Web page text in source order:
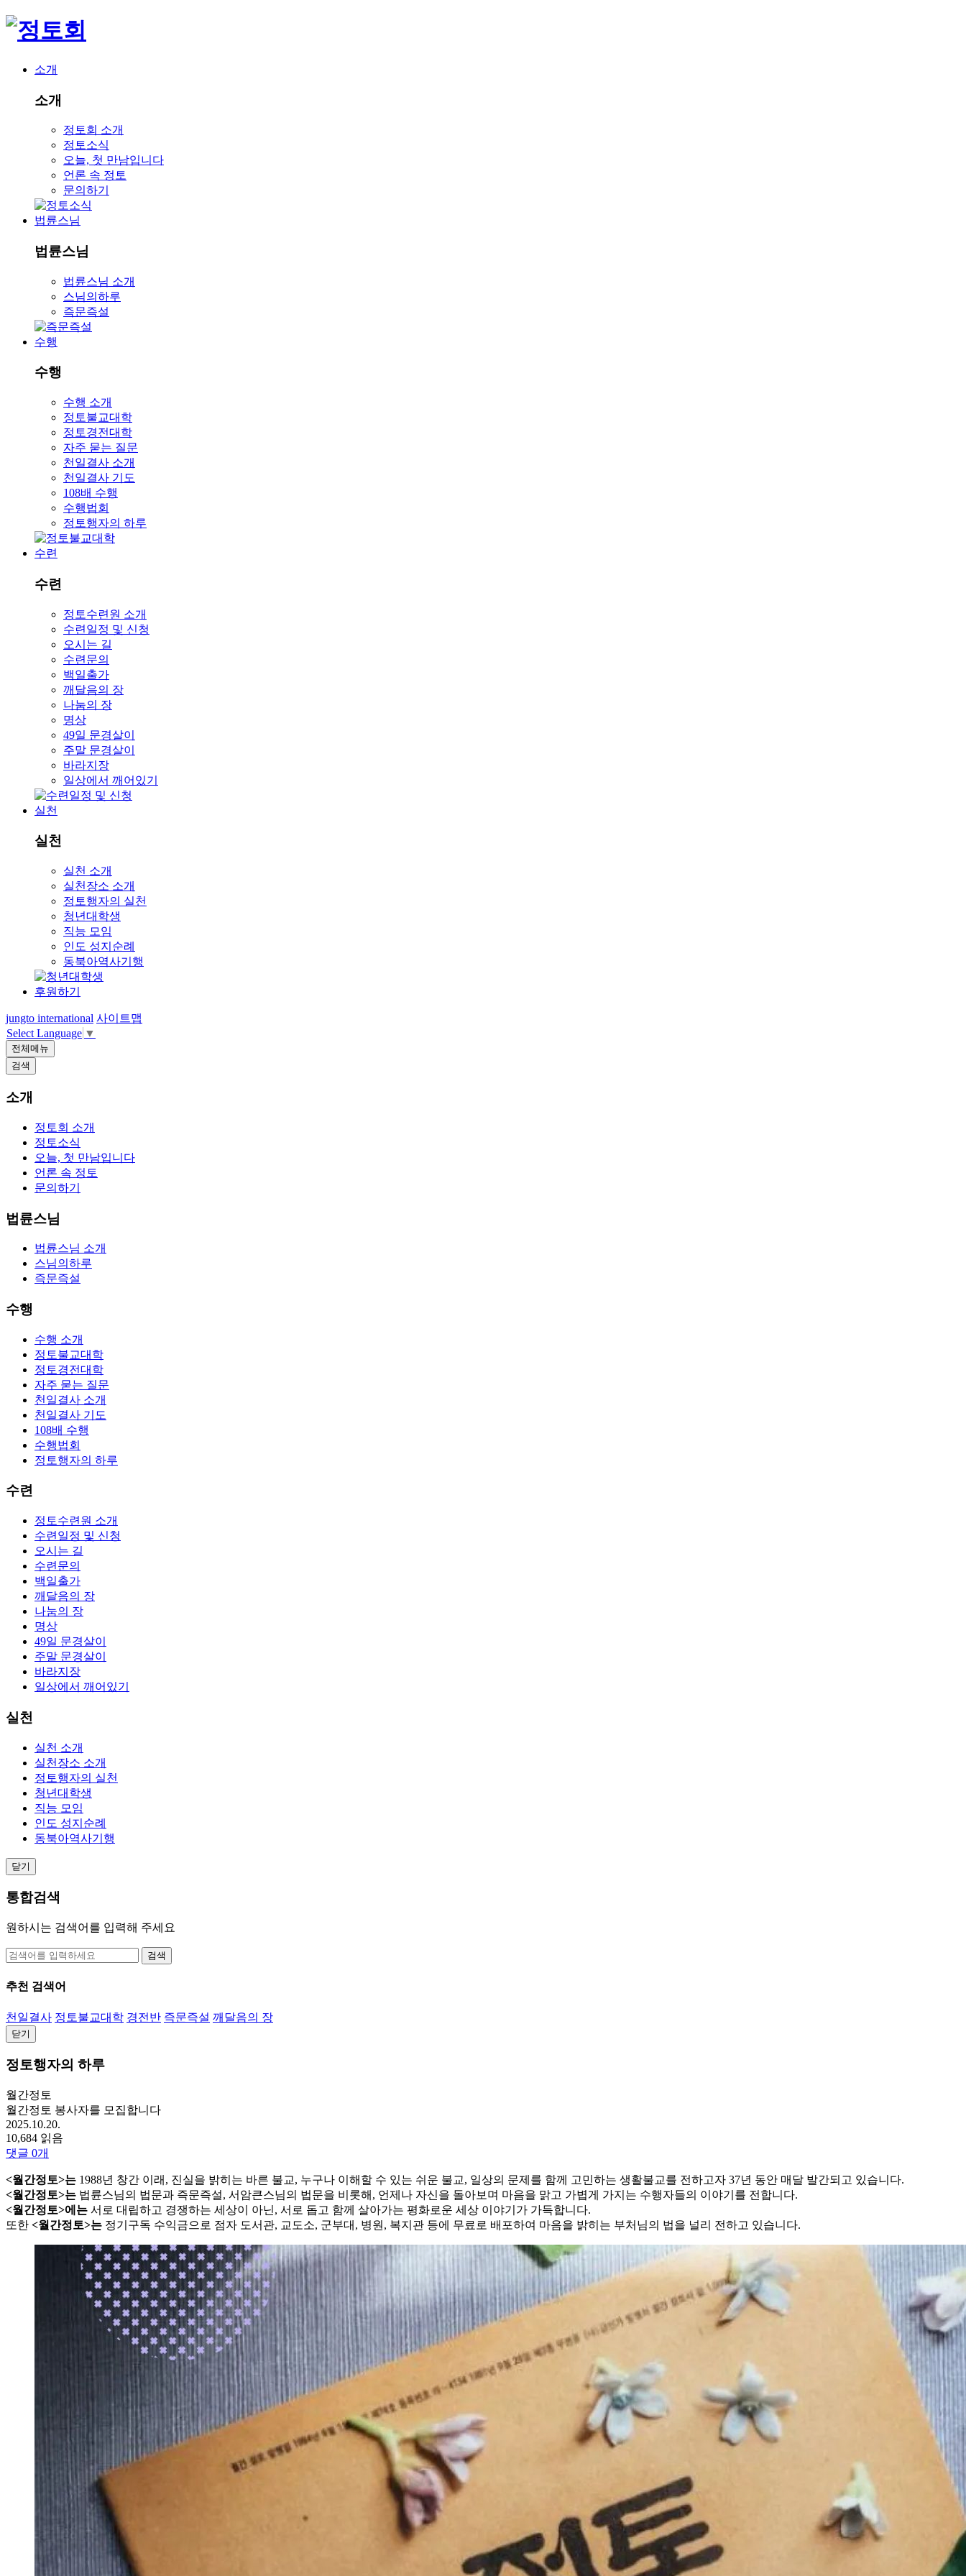
소개
소개
정토회 소개
정토소식
오늘, 첫 만남입니다
언론 속 정토
문의하기
법륜스님
법륜스님
법륜스님 소개
스님의하루
즉문즉설
수행
수행
수행 소개
정토불교대학
정토경전대학
자주 묻는 질문
천일결사 소개
천일결사 기도
108배 수행
수행법회
정토행자의 하루
수련
수련
정토수련원 소개
수련일정 및 신청
오시는 길
수련문의
백일출가
깨달음의 장
나눔의 장
명상
49일 문경살이
주말 문경살이
바라지장
일상에서 깨어있기
실천
실천
실천 소개
실천장소 소개
정토행자의 실천
청년대학생
직능 모임
인도 성지순례
동북아역사기행
후원하기
jungto international 사이트맵
Select Language ▼
전체메뉴
검색
소개
정토회 소개
정토소식
오늘, 첫 만남입니다
언론 속 정토
문의하기
법륜스님
법륜스님 소개
스님의하루
즉문즉설
수행
수행 소개
정토불교대학
정토경전대학
자주 묻는 질문
천일결사 소개
천일결사 기도
108배 수행
수행법회
정토행자의 하루
수련
정토수련원 소개
수련일정 및 신청
오시는 길
수련문의
백일출가
깨달음의 장
나눔의 장
명상
49일 문경살이
주말 문경살이
바라지장
일상에서 깨어있기
실천
실천 소개
실천장소 소개
정토행자의 실천
청년대학생
직능 모임
인도 성지순례
동북아역사기행
닫기
통합검색
원하시는 검색어를 입력해 주세요
검색
추천 검색어
천일결사 정토불교대학 경전반 즉문즉설 깨달음의 장
닫기
정토행자의 하루
월간정토
월간정토 봉사자를 모집합니다
2025.10.20.
10,684 읽음
댓글 0개
<월간정토>는 1988년 창간 이래, 진실을 밝히는 바른 불교, 누구나 이해할 수 있는 쉬운 불교, 일상의 문제를 함께 고민하는 생활불교를 전하고자 37년 동안 매달 발간되고 있습니다.
<월간정토>는 법륜스님의 법문과 즉문즉설, 서암큰스님의 법문을 비롯해, 언제나 자신을 돌아보며 마음을 맑고 가볍게 가지는 수행자들의 이야기를 전합니다.
<월간정토>에는 서로 대립하고 경쟁하는 세상이 아닌, 서로 돕고 함께 살아가는 평화로운 세상 이야기가 가득합니다.
또한 <월간정토>는 정기구독 수익금으로 점자 도서관, 교도소, 군부대, 병원, 복지관 등에 무료로 배포하여 마음을 밝히는 부처님의 법을 널리 전하고 있습니다.